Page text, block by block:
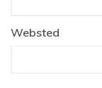
Websted